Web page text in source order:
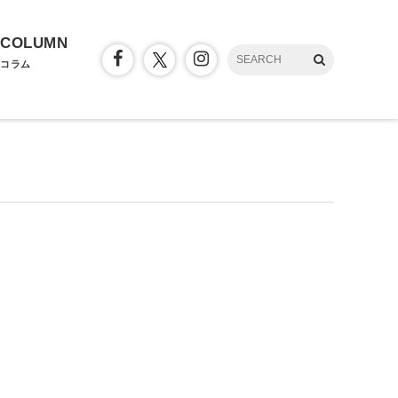
COLUMN
コラム